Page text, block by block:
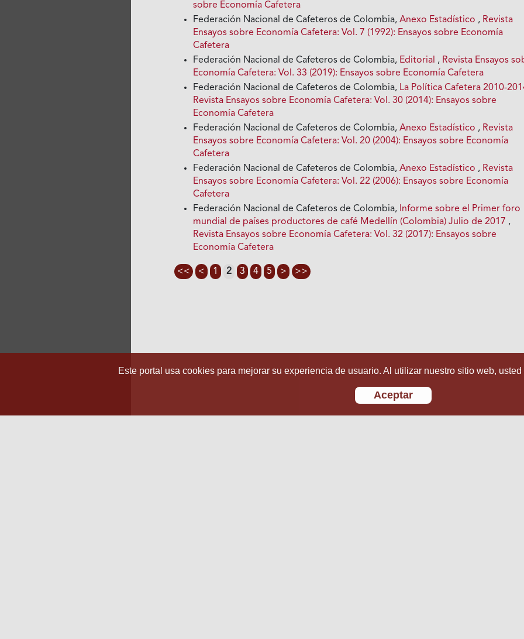
sobre Economía Cafetera
Federación Nacional de Cafeteros de Colombia,Anexo Estadístico , Revista
Ensayos sobre Economía Cafetera: Vol. 7 (1992): Ensayos sobre Economía
Cafetera
Federación Nacional de Cafeteros de Colombia, Editorial , Revista Ensayos
Economía Cafetera: Vol. 33 (2019): Ensayos sobre Economía Cafetera
Federación Nacional de Cafeteros de Colombia, La Política Cafetera 2010-
Revista Ensayos sobre Economía Cafetera: Vol. 30 (2014): Ensayos sobre
Economía Cafetera
Federación Nacional de Cafeteros de Colombia,Anexo Estadístico , Revista
Ensayos sobre Economía Cafetera: Vol. 20 (2004): Ensayos sobre Economía
Cafetera
Federación Nacional de Cafeteros de Colombia,Anexo Estadístico , Revista
Ensayos sobre Economía Cafetera: Vol. 22 (2006): Ensayos sobre Economía
Cafetera
Federación Nacional de Cafeteros de Colombia, Informe sobre el Primer foro
mundial de países productores de café Medellín (Colombia) Julio de 2017 ,
Revista Ensayos sobre Economía Cafetera: Vol. 32 (2017): Ensayos sobre
Economía Cafetera
<< < 1 2 3 4 5 > >>
Este portal usa cookies para mejorar su experiencia de usuario. Al utilizar nuestro sitio web,
Aceptar